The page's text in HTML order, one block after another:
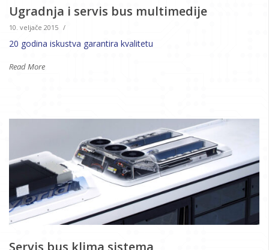
Ugradnja i servis bus multimedije
10. veljače 2015 /
20 godina iskustva garantira kvalitetu
Read More
Servis bus klima sistema